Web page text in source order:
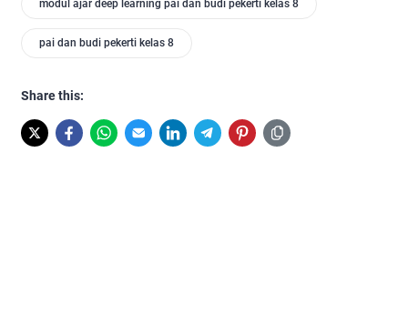
modul ajar deep learning pai dan budi pekerti kelas 8
pai dan budi pekerti kelas 8
Share this: